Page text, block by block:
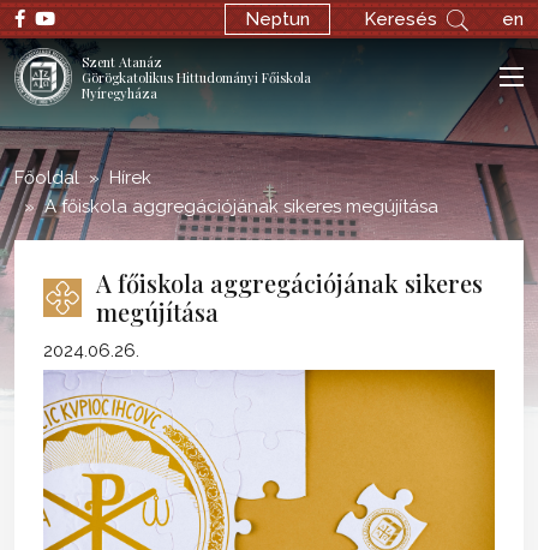
; Neptun Keresés en
Szent Atanáz
Görögkatolikus Hittudományi Főiskola
Nyíregyháza
Főoldal
Hírek
A főiskola aggregációjának sikeres megújítása
A főiskola aggregációjának sikeres
megújítása
2024.06.26.